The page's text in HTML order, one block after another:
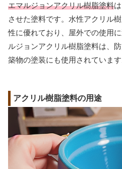
エマルジョンアクリル樹脂塗料
させた塗料です。水性アクリル
性に優れており、屋外での使用
ルジョンアクリル樹脂塗料は、
築物の塗装にも使用されています
アクリル樹脂塗料の用途